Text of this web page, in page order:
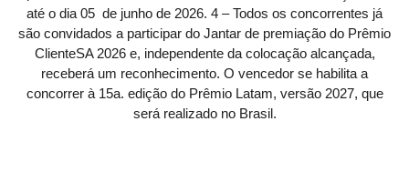
até o dia 05 de junho de 2026. 4 – Todos os concorrentes já
são convidados a participar do Jantar de premiação do Prêmio
ClienteSA 2026 e, independente da colocação alcançada,
receberá um reconhecimento. O vencedor se habilita a
concorrer à 15a. edição do Prêmio Latam, versão 2027, que
será realizado no Brasil.